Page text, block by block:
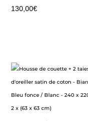
130,00€